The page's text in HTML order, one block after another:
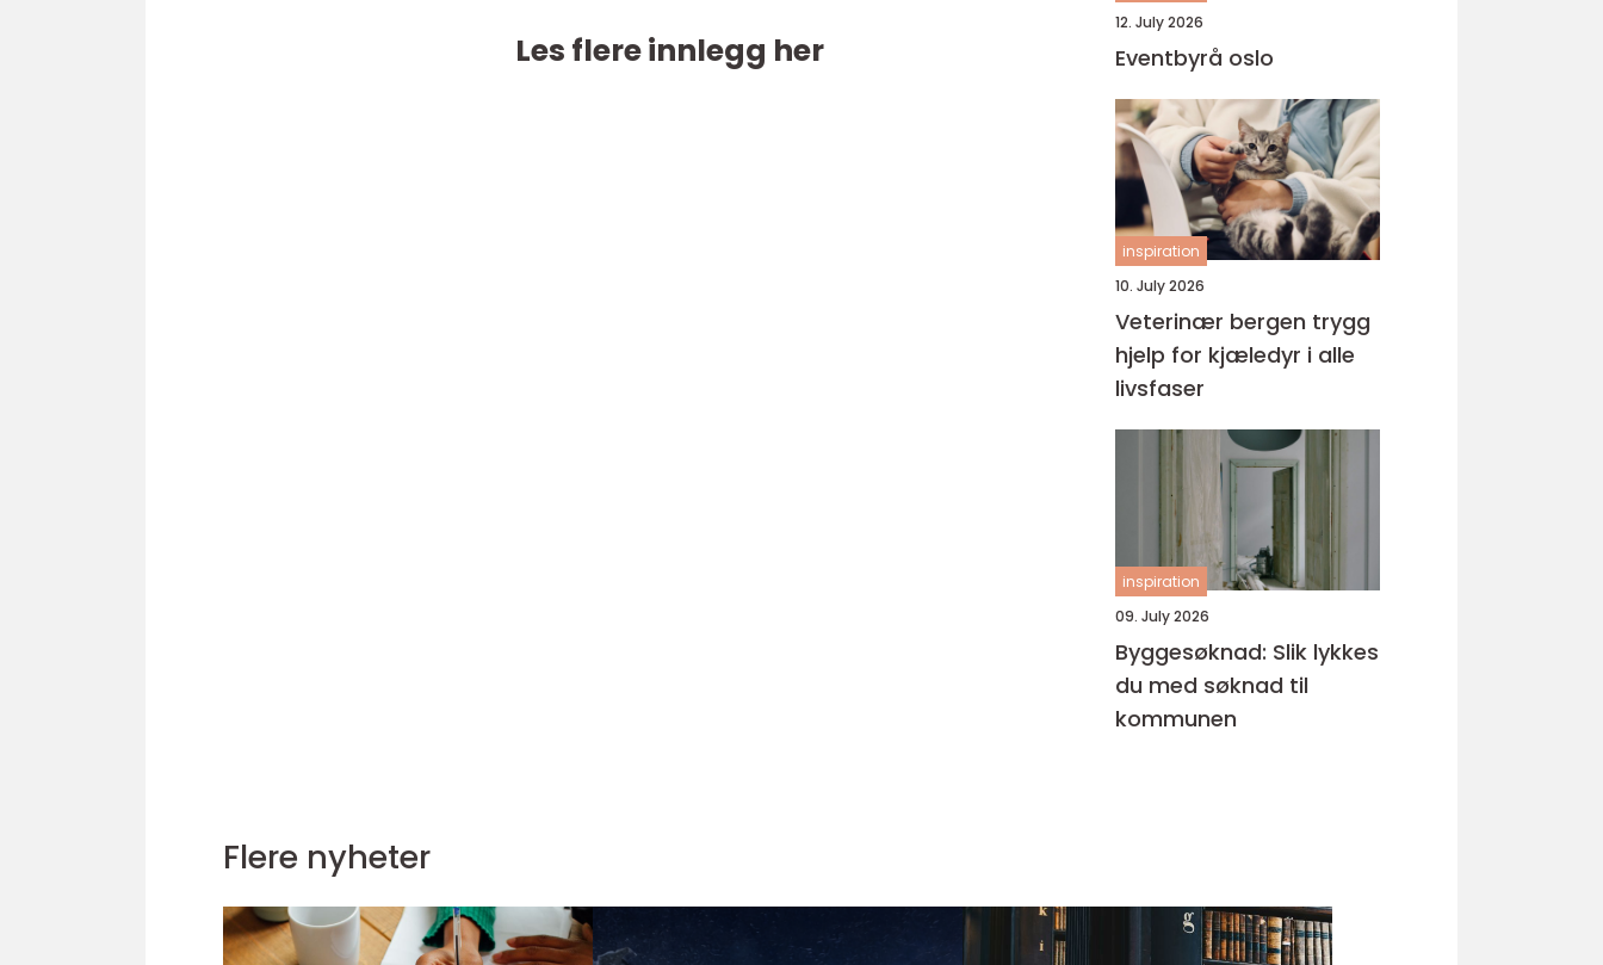
Les flere innlegg her
12. July 2026
Eventbyrå oslo
inspiration
10. July 2026
Veterinær bergen trygg
hjelp for kjæledyr i alle
livsfaser
inspiration
09. July 2026
Byggesøknad: Slik lykkes
du med søknad til
kommunen
Flere nyheter